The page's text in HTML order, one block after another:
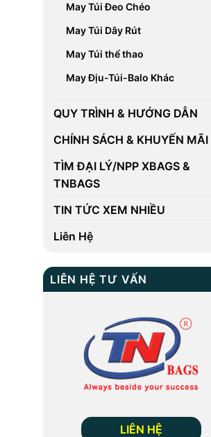
May Túi Đeo Chéo
May Túi Dây Rút
May Túi thể thao
May Địu-Túi-Balo Khác
QUY TRÌNH & HƯỚNG DẪN
CHÍNH SÁCH & KHUYẾN MÃI
TÌM ĐẠI LÝ/NPP XBAGS &
TNBAGS
TIN TỨC XEM NHIỀU
Liên Hệ
LIÊN HỆ TƯ VẤN
LIÊN HỆ